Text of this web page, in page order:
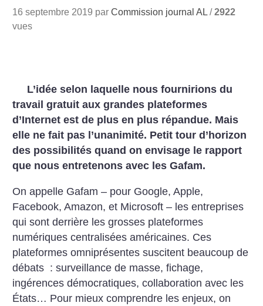
16 septembre 2019 parCommission journal AL /2922
vues
L’idée selon laquelle nous fournirions du
travail gratuit aux grandes plateformes
d’Internet est de plus en plus répandue. Mais
elle ne fait pas l’unanimité. Petit tour d’horizon
des possibilités quand on envisage le rapport
que nous entretenons avec les Gafam.
On appelle Gafam – pour Google, Apple,
Facebook, Amazon, et Microsoft – les entreprises
qui sont derrière les grosses plateformes
numériques centralisées américaines. Ces
plateformes omniprésentes suscitent beaucoup de
débats : surveillance de masse, fichage,
ingérences démocratiques, collaboration avec les
États… Pour mieux comprendre les enjeux, on